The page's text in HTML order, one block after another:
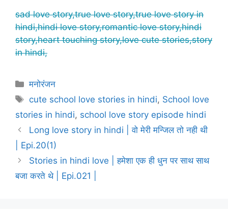
sad love story,true love story,true love story in
hindi,hindi love story,romantic love story,hindi
story,heart touching story,love cute stories,story
in hindi,
Categories
मनोरंजन
Tags
cute school love stories in hindi, School love
stories in hindi, school love story episode hindi
Long love story in hindi | वो मेरी मन्जिल तो नही थी
| Epi.20(1)
Stories in hindi love | हमेशा एक ही धुन पर साथ साथ
बजा करते थे | Epi.021 |